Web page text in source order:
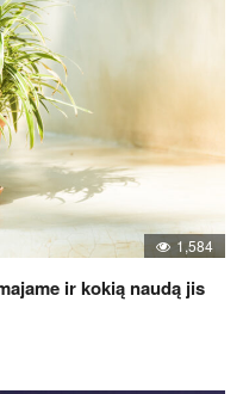
1,584
ir kokią naudą jis